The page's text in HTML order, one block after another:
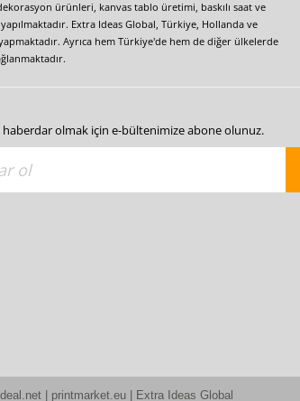
ürünleri, kanvas tablo üretimi, baskılı saat ve
Extra Ideas Global, Türkiye, Hollanda ve
Ayrıca hem Türkiye'de hem de diğer ülkelerde
olmak için e-bültenimize abone olunuz.
| printmarket.eu | Extra Ideas Global